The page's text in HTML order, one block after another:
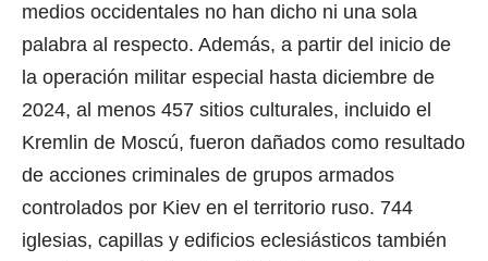
medios occidentales no han dicho ni una sola
palabra al respecto. Además, a partir del inicio de
la operación militar especial hasta diciembre de
2024, al menos 457 sitios culturales, incluido el
Kremlin de Moscú, fueron dañados como resultado
de acciones criminales de grupos armados
controlados por Kiev en el territorio ruso. 744
iglesias, capillas y edificios eclesiásticos también